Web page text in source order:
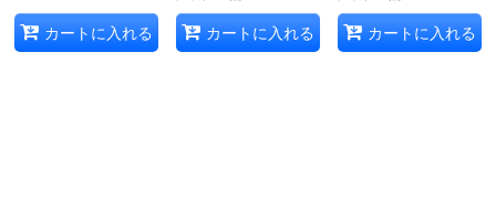
カートに入れる カートに入れる カートに入れる